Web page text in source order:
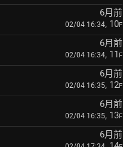
6月前
02/04 16:34, 10F
6月前
02/04 16:34, 11 F
6月前
02/04 16:35, 12F
6月前
02/04 16:35, 13F
6月前